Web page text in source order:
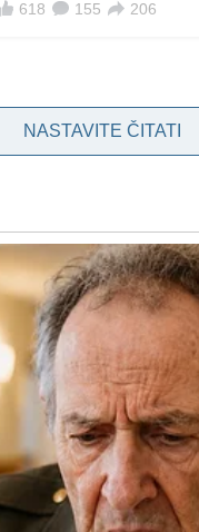
kao
metodama. Ključni
ili dovesti do
je da temeljito
specifične pristupe:
, dovoljno je
potrebno je
NASTAVITE ČITATI